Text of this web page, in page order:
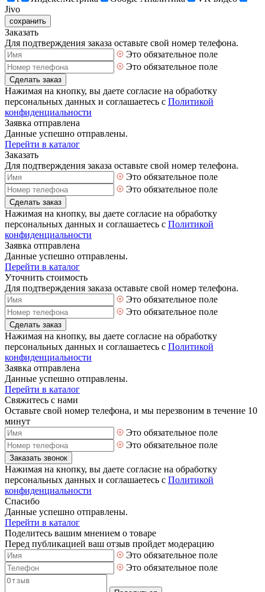
Jivo
сохранить
Заказать
Для подтверждения заказа оставьте свой номер телефона.
Это обязательное поле
Это обязательное поле
Сделать заказ
Нажимая на кнопку, вы даете согласие на обработку
персональных данных и соглашаетесь с Политикой
конфиденциальности
Заявка отправлена
Данные успешно отправлены.
Перейти в каталог
Заказать
Для подтверждения заказа оставьте свой номер телефона.
Это обязательное поле
Это обязательное поле
Сделать заказ
Нажимая на кнопку, вы даете согласие на обработку
персональных данных и соглашаетесь с Политикой
конфиденциальности
Заявка отправлена
Данные успешно отправлены.
Перейти в каталог
Уточнить стоимость
Для подтверждения заказа оставьте свой номер телефона.
Это обязательное поле
Это обязательное поле
Сделать заказ
Нажимая на кнопку, вы даете согласие на обработку
персональных данных и соглашаетесь с Политикой
конфиденциальности
Заявка отправлена
Данные успешно отправлены.
Перейти в каталог
Свяжитесь с нами
Оставьте свой номер телефона, и мы перезвоним в течение 10
минут
Это обязательное поле
Это обязательное поле
Заказать звонок
Нажимая на кнопку, вы даете согласие на обработку
персональных данных и соглашаетесь с Политикой
конфиденциальности
Спасибо
Данные успешно отправлены.
Перейти в каталог
Поделитесь вашим мнением о товаре
Перед публикацией ваш отзыв пройдет модерацию
Это обязательное поле
Это обязательное поле